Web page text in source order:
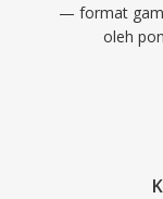
— format
oleh